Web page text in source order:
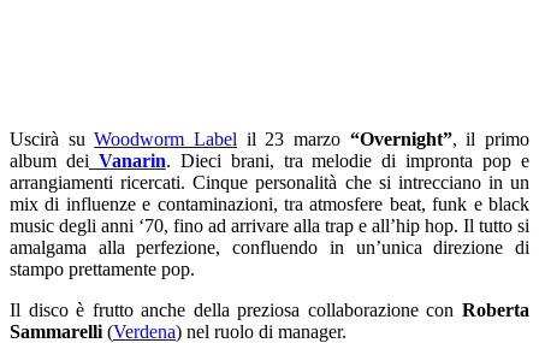
Uscirà suWoodworm Label il 23 marzo “Overnight”, il primo
album dei Vanarin. Dieci brani, tra melodie di impronta pop e
arrangiamenti ricercati. Cinque personalità che si intrecciano in un
mix di influenze e contaminazioni, tra atmosfere beat, funk e black
music degli anni ‘70, fino ad arrivare alla trap e all’hip hop. Il tutto si
amalgama alla perfezione, confluendo in un’unica direzione di
stampo prettamente pop.
Il disco è frutto anche della preziosa collaborazione con Roberta
Sammarelli (Verdena) nel ruolo di manager.